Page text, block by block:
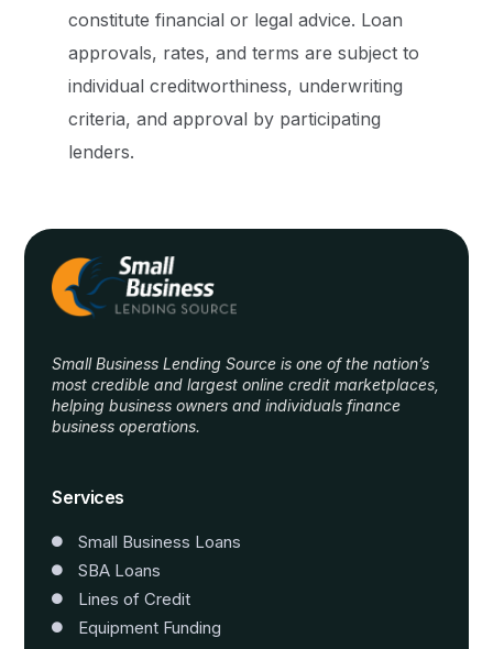
constitute financial or legal advice. Loan
approvals, rates, and terms are subject to
individual creditworthiness, underwriting
criteria, and approval by participating
lenders.
Small Business Lending Source is one of the nation’s
most credible and largest online credit marketplaces,
helping business owners and individuals finance
business operations.
Services
Small Business Loans
SBA Loans
Lines of Credit
Equipment Funding